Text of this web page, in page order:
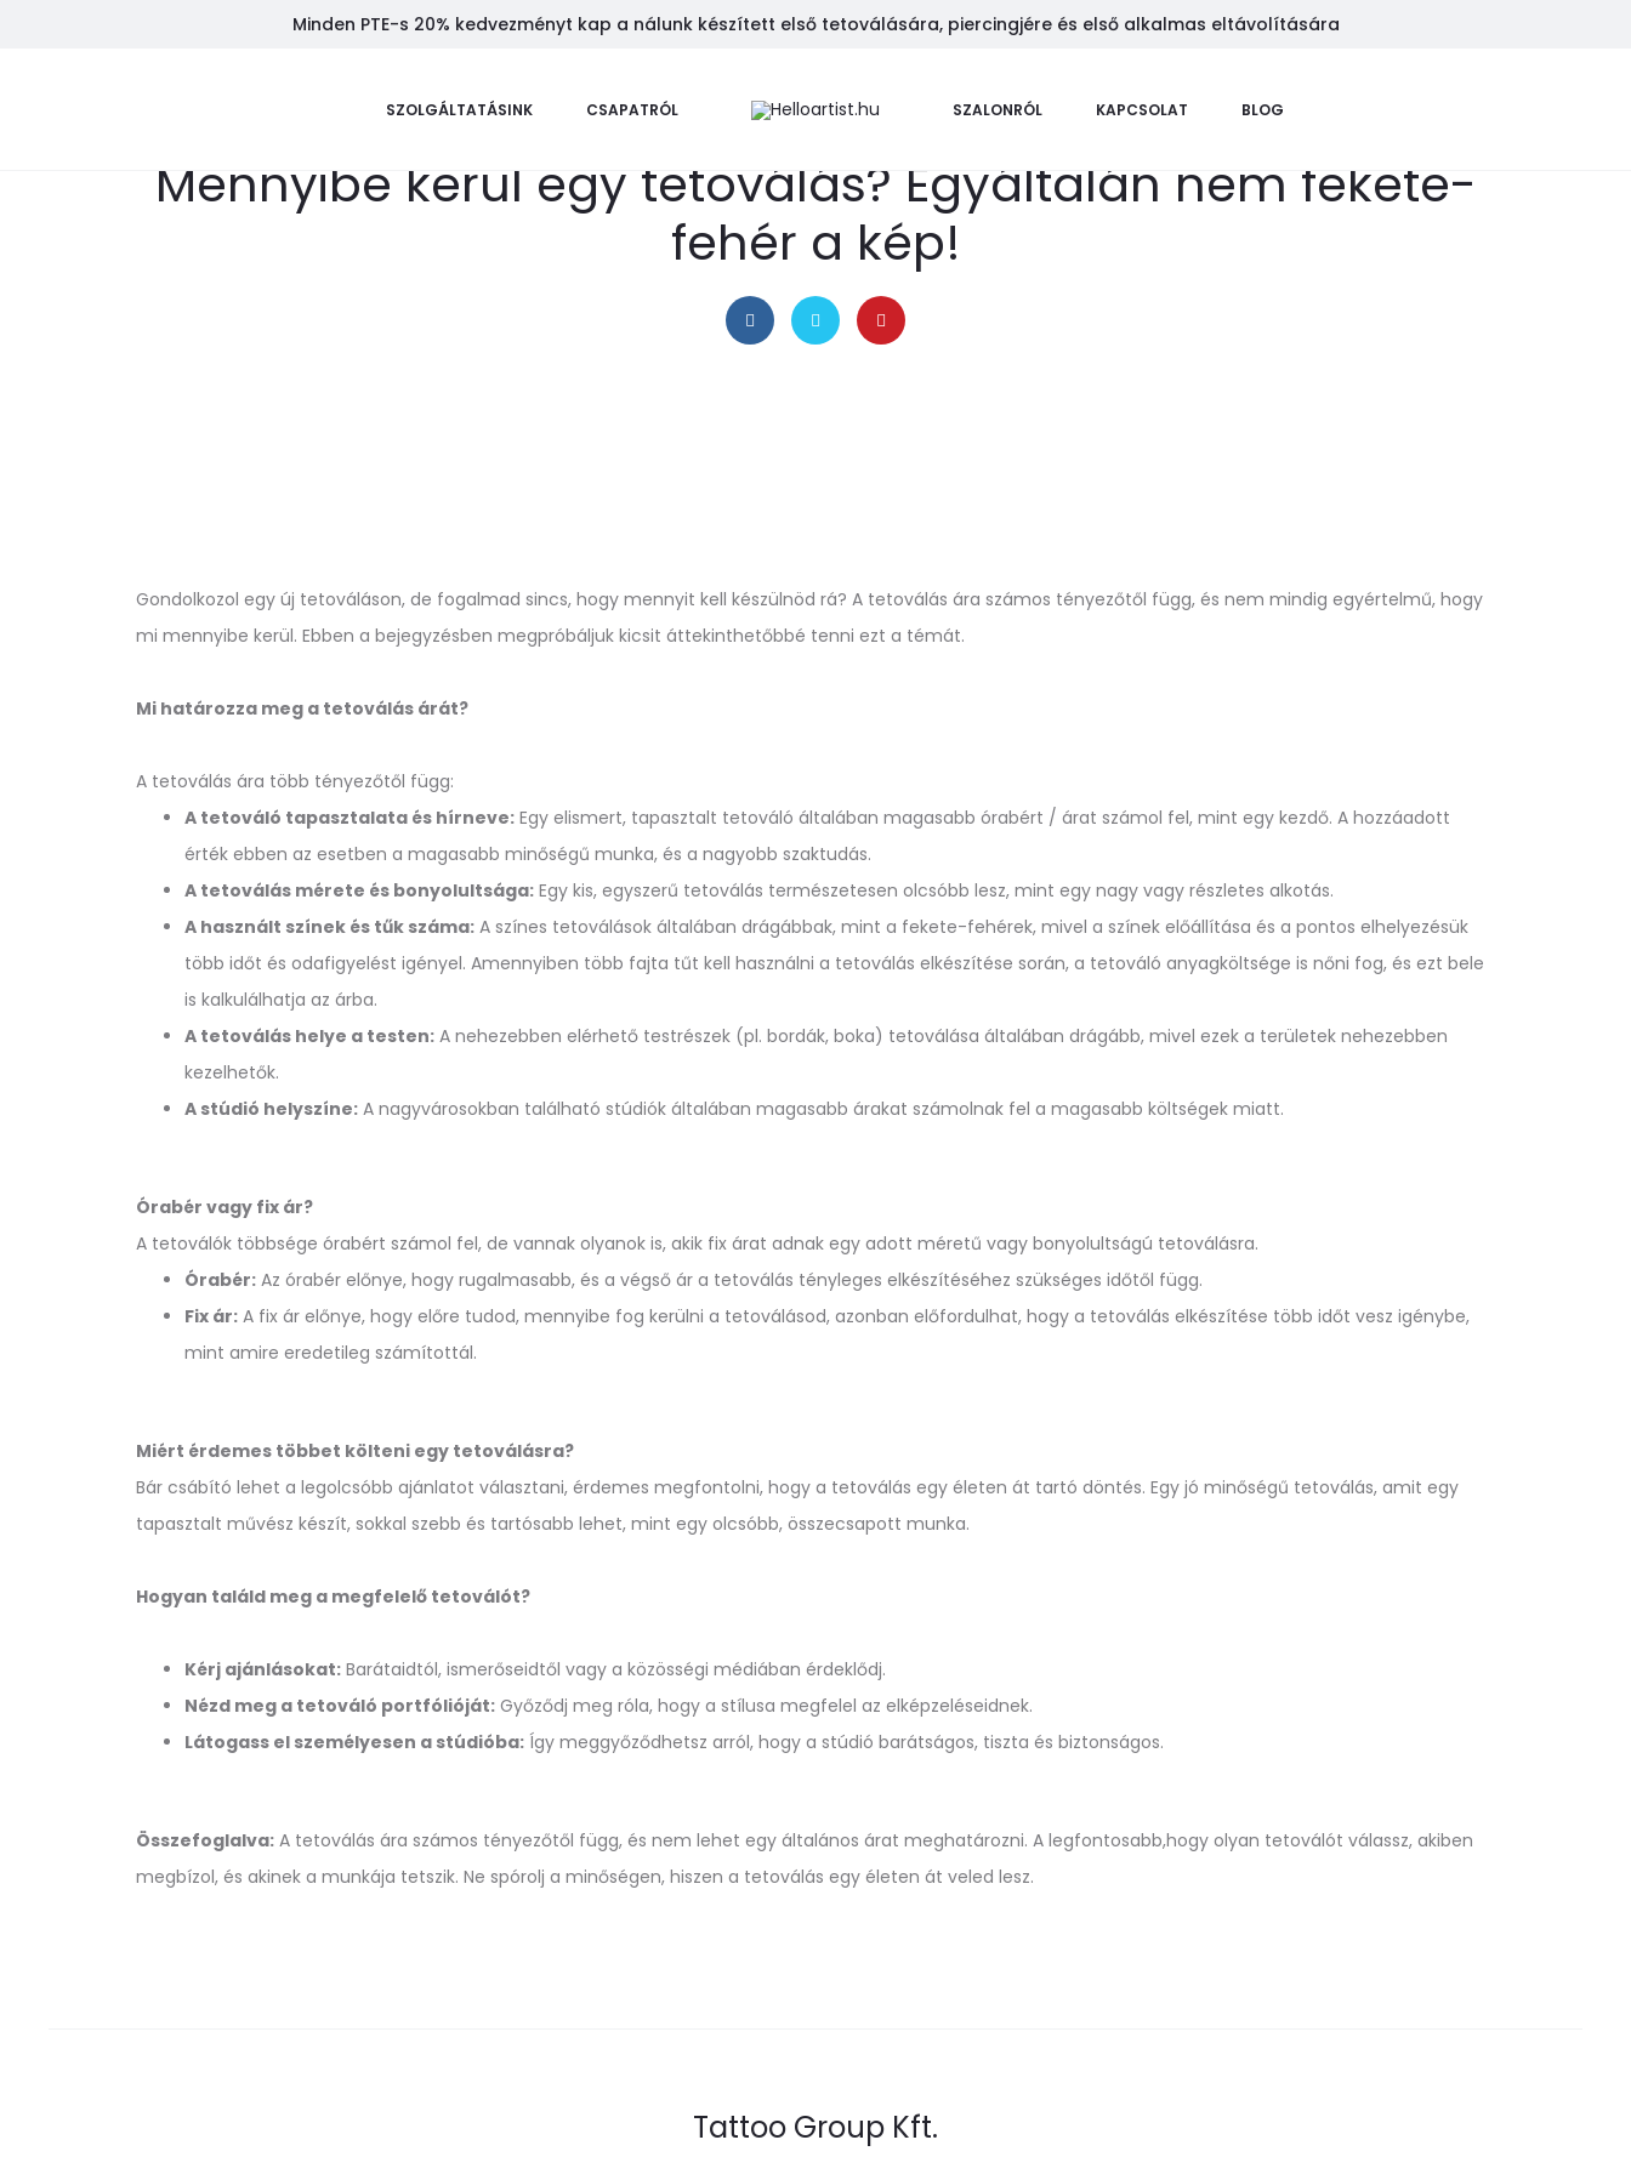
Minden PTE-s 20% kedvezményt kap a nálunk készített első tetoválására, piercingjére és első alkalmas eltávolítására
SZOLGÁLTATÁSINK CSAPATRÓL SZALONRÓL KAPCSOLAT BLOG
február 5, 2025
Mennyibe kerül egy tetoválás? Egyáltalán nem fekete-
fehér a kép!
Gondolkozol egy új tetováláson, de fogalmad sincs, hogy mennyit kell készülnöd rá? A tetoválás ára számos tényezőtől függ, és nem mindig egyértelmű, hogy
mi mennyibe kerül. Ebben a bejegyzésben megpróbáljuk kicsit áttekinthetőbbé tenni ezt a témát.
Mi határozza meg a tetoválás árát?
A tetoválás ára több tényezőtől függ:
A tetováló tapasztalata és hírneve: Egy elismert, tapasztalt tetováló általában magasabb órabért / árat számol fel, mint egy kezdő. A hozzáadott
érték ebben az esetben a magasabb minőségű munka, és a nagyobb szaktudás.
A tetoválás mérete és bonyolultsága: Egy kis, egyszerű tetoválás természetesen olcsóbb lesz, mint egy nagy vagy részletes alkotás.
A használt színek és tűk száma: A színes tetoválások általában drágábbak, mint a fekete-fehérek, mivel a színek előállítása és a pontos elhelyezésük
több időt és odafigyelést igényel. Amennyiben több fajta tűt kell használni a tetoválás elkészítése során, a tetováló anyagköltsége is nőni fog, és ezt bele
is kalkulálhatja az árba.
A tetoválás helye a testen: A nehezebben elérhető testrészek (pl. bordák, boka) tetoválása általában drágább, mivel ezek a területek nehezebben
kezelhetők.
A stúdió helyszíne: A nagyvárosokban található stúdiók általában magasabb árakat számolnak fel a magasabb költségek miatt.
Órabér vagy fix ár?
A tetoválók többsége órabért számol fel, de vannak olyanok is, akik fix árat adnak egy adott méretű vagy bonyolultságú tetoválásra.
Órabér: Az órabér előnye, hogy rugalmasabb, és a végső ár a tetoválás tényleges elkészítéséhez szükséges időtől függ.
Fix ár: A fix ár előnye, hogy előre tudod, mennyibe fog kerülni a tetoválásod, azonban előfordulhat, hogy a tetoválás elkészítése több időt vesz igénybe,
mint amire eredetileg számítottál.
Miért érdemes többet költeni egy tetoválásra?
Bár csábító lehet a legolcsóbb ajánlatot választani, érdemes megfontolni, hogy a tetoválás egy életen át tartó döntés. Egy jó minőségű tetoválás, amit egy
tapasztalt művész készít, sokkal szebb és tartósabb lehet, mint egy olcsóbb, összecsapott munka.
Hogyan találd meg a megfelelő tetoválót?
Kérj ajánlásokat: Barátaidtól, ismerőseidtől vagy a közösségi médiában érdeklődj.
Nézd meg a tetováló portfólióját: Győződj meg róla, hogy a stílusa megfelel az elképzeléseidnek.
Látogass el személyesen a stúdióba: Így meggyőződhetsz arról, hogy a stúdió barátságos, tiszta és biztonságos.
Összefoglalva: A tetoválás ára számos tényezőtől függ, és nem lehet egy általános árat meghatározni. A legfontosabb,hogy olyan tetoválót válassz, akiben
megbízol, és akinek a munkája tetszik. Ne spórolj a minőségen, hiszen a tetoválás egy életen át veled lesz.
Tattoo Group Kft.